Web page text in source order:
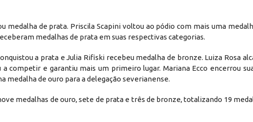
medalha de prata. Priscila Scapini voltou ao pódio com mais uma
medalhas de prata em suas respectivas categorias.
a prata e Julia Rifiski recebeu medalha de bronze. Luiza Rosa
competir e garantiu mais um primeiro lugar. Mariana Ecco encerrou
medalha de ouro para a delegação severianense.
medalhas de ouro, sete de prata e três de bronze, totalizando 19